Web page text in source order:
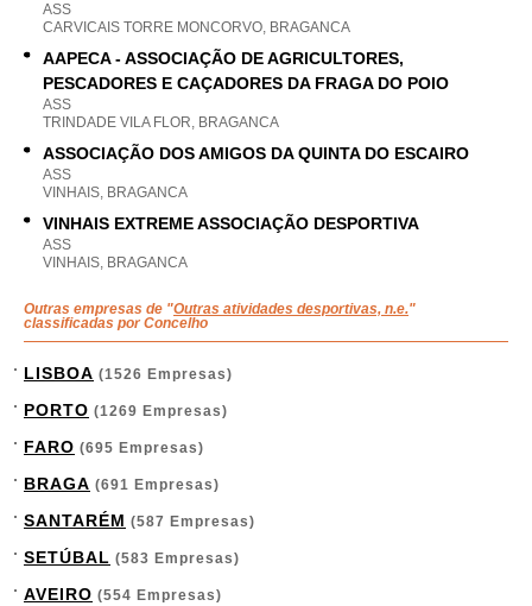
ASS
CARVICAIS TORRE MONCORVO, BRAGANCA
AAPECA - ASSOCIAÇÃO DE AGRICULTORES,
PESCADORES E CAÇADORES DA FRAGA DO POIO
ASS
TRINDADE VILA FLOR, BRAGANCA
ASSOCIAÇÃO DOS AMIGOS DA QUINTA DO ESCAIRO
ASS
VINHAIS, BRAGANCA
VINHAIS EXTREME ASSOCIAÇÃO DESPORTIVA
ASS
VINHAIS, BRAGANCA
Outras empresas de "Outras atividades desportivas, n.e."
classificadas por Concelho
LISBOA (1526 Empresas)
PORTO (1269 Empresas)
FARO (695 Empresas)
BRAGA (691 Empresas)
SANTARÉM (587 Empresas)
SETÚBAL (583 Empresas)
AVEIRO (554 Empresas)